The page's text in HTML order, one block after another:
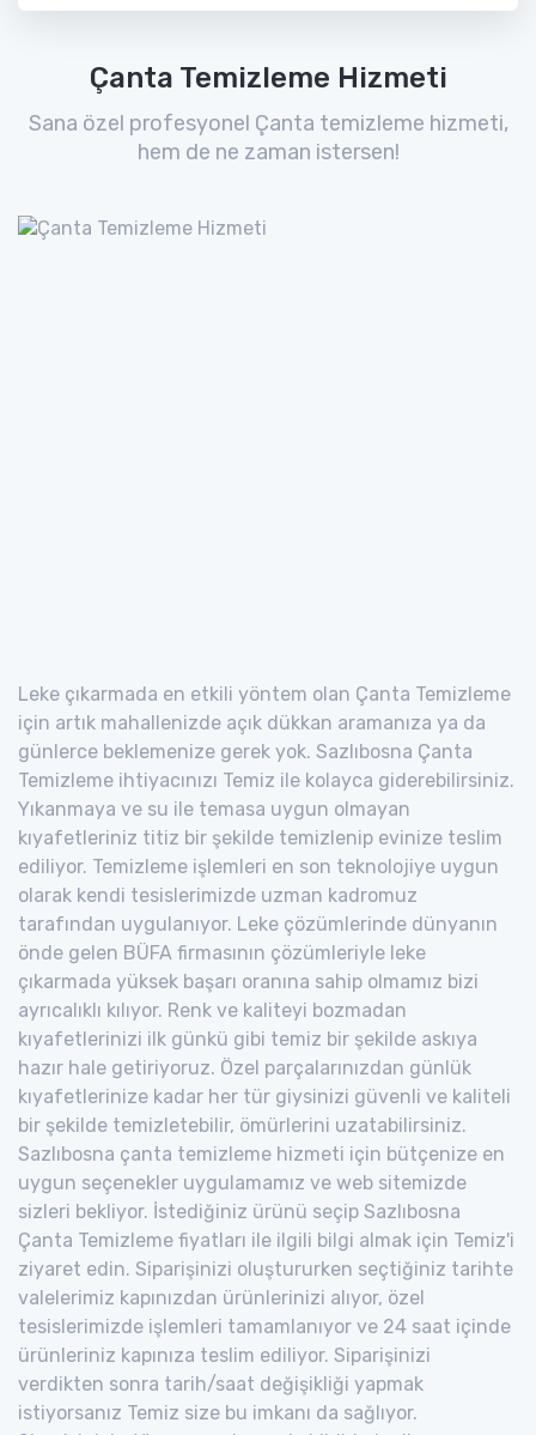
Çanta Temizleme Hizmeti
Sana özel profesyonel Çanta temizleme hizmeti,
hem de ne zaman istersen!
Leke çıkarmada en etkili yöntem olan Çanta Temizleme
için artık mahallenizde açık dükkan aramanıza ya da
günlerce beklemenize gerek yok. Sazlıbosna Çanta
Temizleme ihtiyacınızı Temiz ile kolayca giderebilirsiniz.
Yıkanmaya ve su ile temasa uygun olmayan
kıyafetleriniz titiz bir şekilde temizlenip evinize teslim
ediliyor. Temizleme işlemleri en son teknolojiye uygun
olarak kendi tesislerimizde uzman kadromuz
tarafından uygulanıyor. Leke çözümlerinde dünyanın
önde gelen BÜFA firmasının çözümleriyle leke
çıkarmada yüksek başarı oranına sahip olmamız bizi
ayrıcalıklı kılıyor. Renk ve kaliteyi bozmadan
kıyafetlerinizi ilk günkü gibi temiz bir şekilde askıya
hazır hale getiriyoruz. Özel parçalarınızdan günlük
kıyafetlerinize kadar her tür giysinizi güvenli ve kaliteli
bir şekilde temizletebilir, ömürlerini uzatabilirsiniz.
Sazlıbosna çanta temizleme hizmeti için bütçenize en
uygun seçenekler uygulamamız ve web sitemizde
sizleri bekliyor. İstediğiniz ürünü seçip Sazlıbosna
Çanta Temizleme fiyatları ile ilgili bilgi almak için Temiz'i
ziyaret edin. Siparişinizi oluştururken seçtiğiniz tarihte
valelerimiz kapınızdan ürünlerinizi alıyor, özel
tesislerimizde işlemleri tamamlanıyor ve 24 saat içinde
ürünleriniz kapınıza teslim ediliyor. Siparişinizi
verdikten sonra tarih/saat değişikliği yapmak
istiyorsanız Temiz size bu imkanı da sağlıyor.